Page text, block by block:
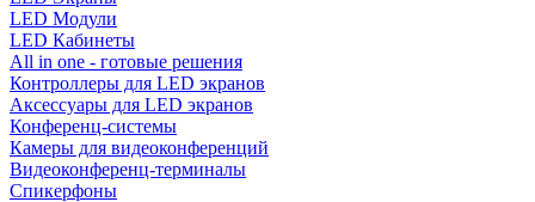
LED Модули
LED Кабинеты
All in one - готовые решения
Контроллеры для LED экранов
Аксессуары для LED экранов
Конференц-системы
Камеры для видеоконференций
Видеоконференц-терминалы
Спикерфоны